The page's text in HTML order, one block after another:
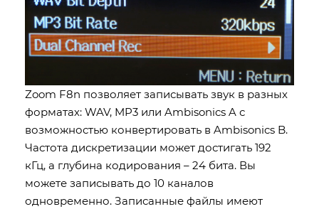
Zoom F8n позволяет записывать звук в разных
форматах: WAV, MP3 или Ambisonics A с
возможностью конвертировать в Ambisonics B.
Частота дискретизации может достигать 192
кГц, а глубина кодирования – 24 бита. Вы
можете записывать до 10 каналов
одновременно. Записанные файлы имеют